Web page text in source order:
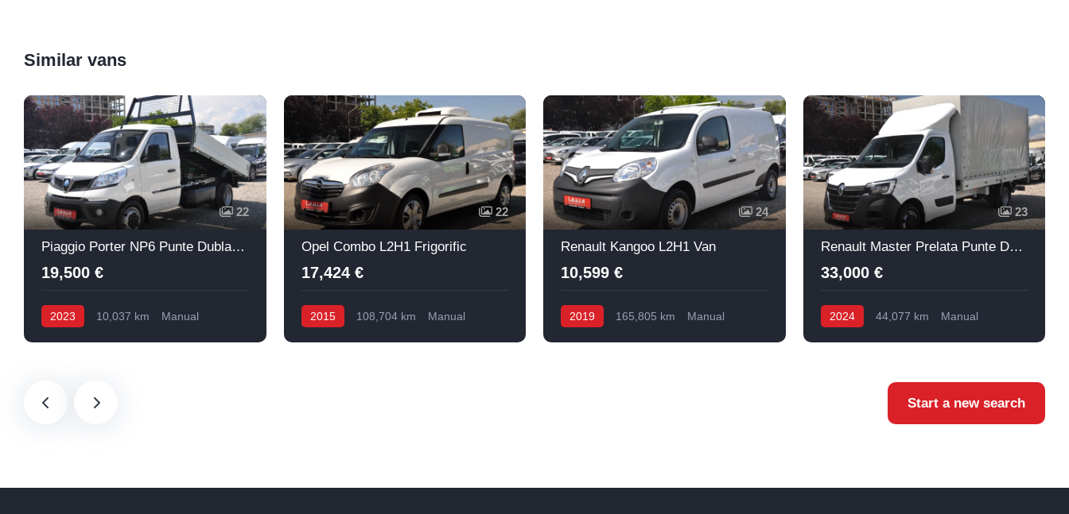
Similar vans
22
Piaggio Porter NP6 Punte Dubla Basculabil
19,500 €
2023 10,037 km
Manual
22
Opel Combo L2H1 Frigorific
17,424 €
2015 108,704 km
Manual
24
Renault Kangoo L2H1 Van
10,599 €
2019 165,805 km
Manual
23
Renault Master Prelata Punte Dubla + Lift
33,000 €
2024 44,077 km
Manual
Start a new search